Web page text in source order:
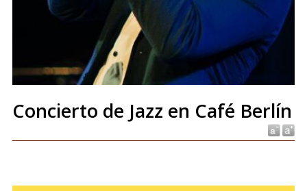
Concierto de Jazz en Café Berlín